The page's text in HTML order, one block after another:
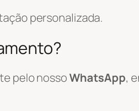
personalizada.
pelo nossoWhatsApp,